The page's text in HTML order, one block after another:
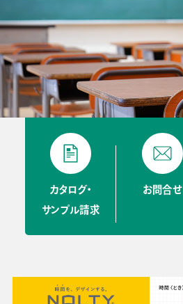
カタログ・
サンプル請求
お問合せ